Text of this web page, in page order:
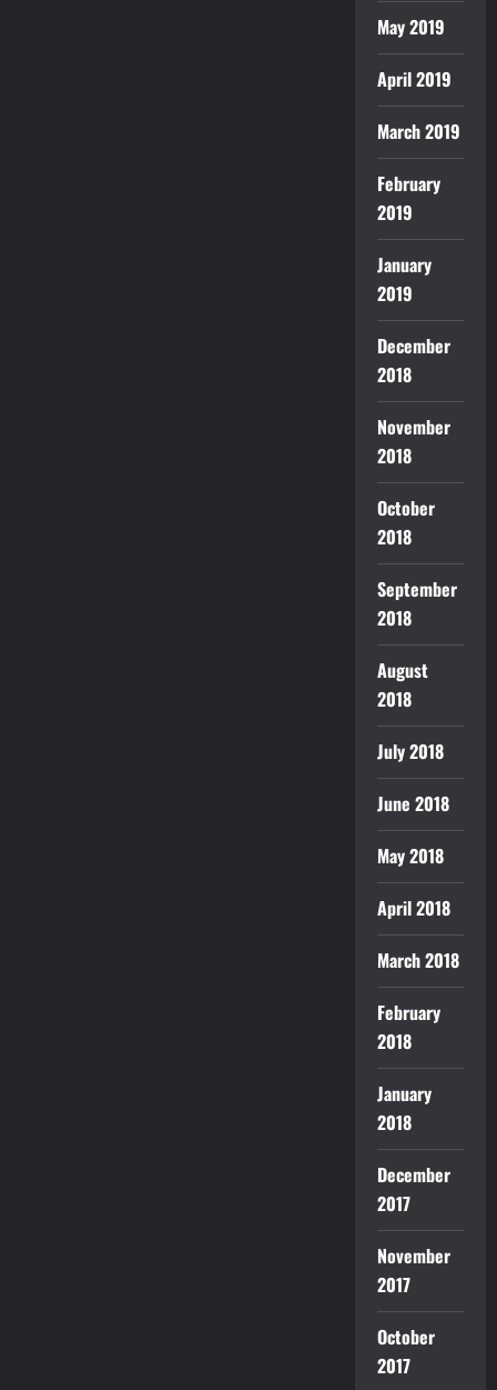
May 2019
April 2019
March 2019
February
2019
January
2019
December
2018
November
2018
October
2018
September
2018
August
2018
July 2018
June 2018
May 2018
April 2018
March 2018
February
2018
January
2018
December
2017
November
2017
October
2017